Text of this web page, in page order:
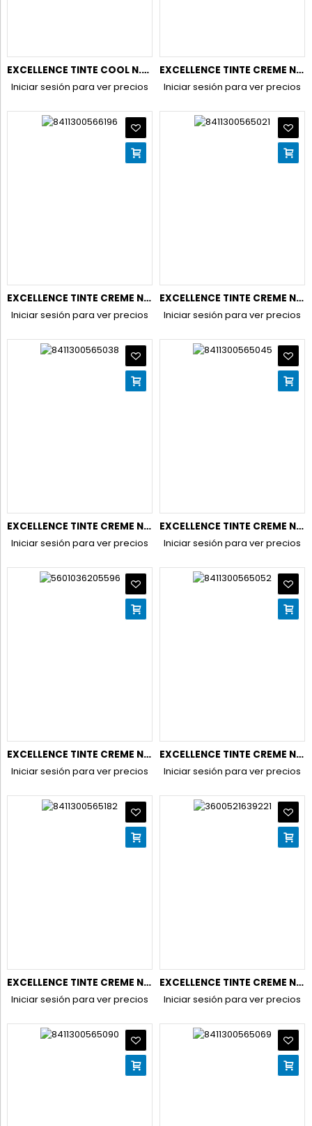
EXCELLENCE TINTE COOL N.8.11 RUBIO CLARO CENIZA INTENSO
Iniciar sesión para ver precios
EXCELLENCE TINTE CREME N.1 NEGRO
Iniciar sesión para ver precios
EXCELLENCE TINTE CREME N.10 RUBIO CLARISIMO
Iniciar sesión para ver precios
EXCELLENCE TINTE CREME N.3 CASTAÑO OSCURO
Iniciar sesión para ver precios
EXCELLENCE TINTE CREME N.4 CASTAÑO.
Iniciar sesión para ver precios
EXCELLENCE TINTE CREME N.5 CASTAÑO CLARO
Iniciar sesión para ver precios
EXCELLENCE TINTE CREME N.5,3 CASTAÑO CLARO DORADO
Iniciar sesión para ver precios
EXCELLENCE TINTE CREME N.6 RUBIO OSCURO
Iniciar sesión para ver precios
EXCELLENCE TINTE CREME N.6,1 RUBIO OSCURO CENIZA
Iniciar sesión para ver precios
EXCELLENCE TINTE CREME N.6,41 AVELLANA
Iniciar sesión para ver precios